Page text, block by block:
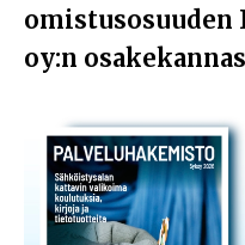
omistusosuuden
oy:n